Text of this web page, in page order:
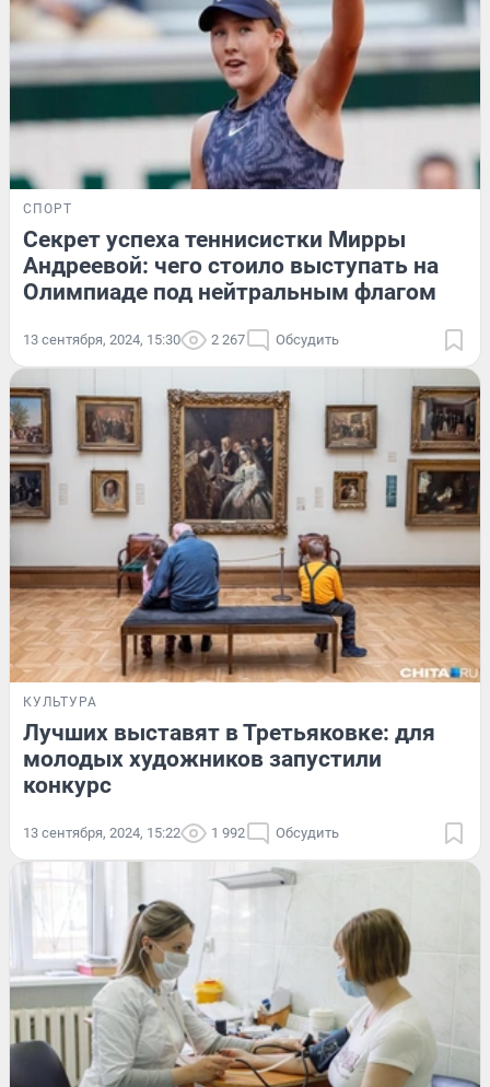
СПОРТ
Секрет успеха теннисистки Мирры
Андреевой: чего стоило выступать на
Олимпиаде под нейтральным флагом
13 сентября, 2024, 15:30 2 267 Обсудить
КУЛЬТУРА
Лучших выставят в Третьяковке: для
молодых художников запустили
конкурс
13 сентября, 2024, 15:22 1 992 Обсудить